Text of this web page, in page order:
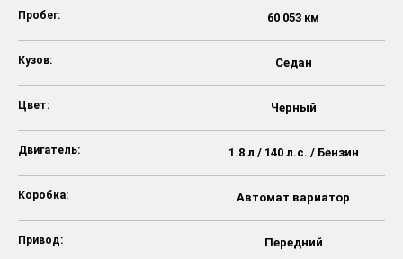
Пробег:
Кузов:
Цвет:
Двигатель:
Коробка:
Привод:
60 053 км
Седан
Черный
1.8 л / 140 л.с. / Бензин
Автомат вариатор
Передний